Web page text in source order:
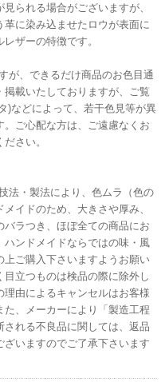
られる場合がございますが、
革に染み込ませたロウが表面に
ザーの特徴です。
が、できるだけ商品のお色目通
掲載いたしておりますが、ご覧
)などによって、若干色見等が異
。ご心配な方は、ご遠慮なくお
さい。
法・製法により、色ムラ（色の
イドのため、大きさや厚み、
バラつき、ほぼ全ての商品にお
ハンドメイドならではの味・風
上ご購入下さいますようお願い
立つものは検品の際に除外し
理由によるキャンセルはお客様
た、メーカーにより「製造工程
される不良品に関しては、返品
ざいますのでご了承下さいます